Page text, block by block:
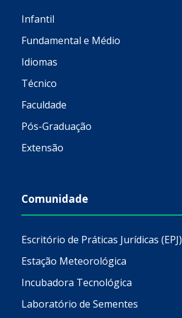
Infantil
Fundamental e Médio
Idiomas
Técnico
Faculdade
Pós-Graduação
Extensão
Comunidade
Escritório de Práticas Jurídicas (EPJ)
Estação Meteorológica
Incubadora Tecnológica
Laboratório de Sementes